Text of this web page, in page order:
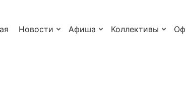
Новости Афиша Коллективы